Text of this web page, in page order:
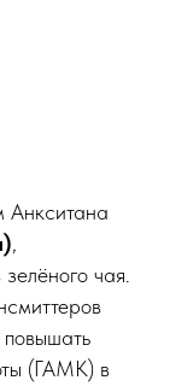
Анкситана
,
чая.
(ГАМК) в